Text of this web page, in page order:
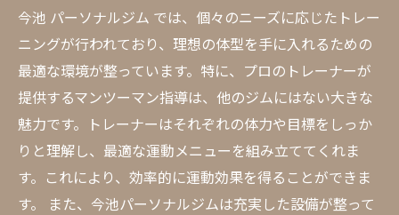
今池 パーソナルジム では、個々のニーズに応じたトレー
ニングが行われており、理想の体型を手に入れるための
最適な環境が整っています。特に、プロのトレーナーが
提供するマンツーマン指導は、他のジムにはない大きな
魅力です。トレーナーはそれぞれの体力や目標をしっか
りと理解し、最適な運動メニューを組み立ててくれま
す。これにより、効率的に運動効果を得ることができま
す。 また、今池パーソナルジムは充実した設備が整って